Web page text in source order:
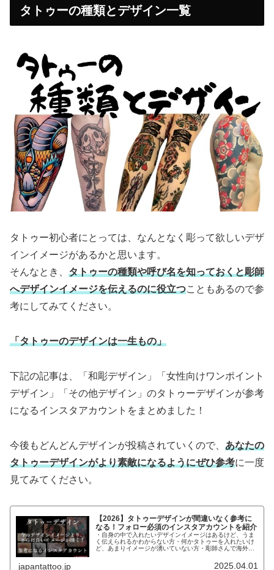
タトゥーの種類とデザイン一覧
タトゥー初心者にとっては、なんとなく彫って欲しいデザ
インイメージがあるかと思います。
そんなとき、 タトゥーの種類や呼び名を知っておくと彫師
へデザインイメージを伝えるのに役立つこともあるので参
考にしてみてください。
「タトゥーのデザインは一生もの」
下記の記事は、「和彫デザイン」「女性向けワンポイント
デザイン」「その他デザイン」のタトゥーデザインが参考
になるインスタアカウントをまとめました！
今後もどんどんデザインが投稿されていくので、 あなたの
タトゥーデザインがより素敵になるようにぜひ参考に一度
見てみてください。
【2026】タトゥーデザインが間違いなく参考に
なる！フォロー必須のインスタアカウントを紹介
・自身の中で入れたいデザインイメージはあるけど、うま
く伝えられるかわからない方・何かタトゥーを入れたいけ
ど、あまりイメージが湧いていない方・彫師さんで海外の
japantattoo.jp 2025.04.01